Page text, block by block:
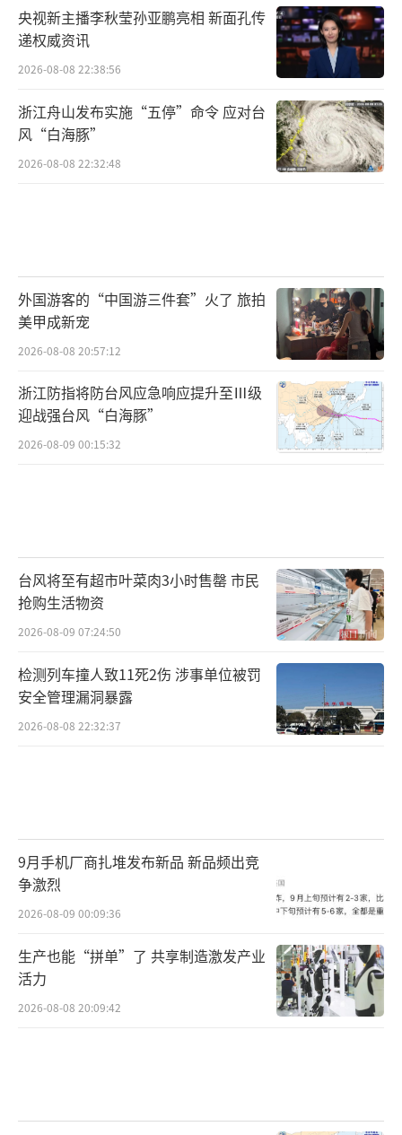
央视新主播李秋莹孙亚鹏亮相 新面孔传
递权威资讯
2026-08-08 22:38:56
浙江舟山发布实施“五停”命令 应对台
风“白海豚”
2026-08-08 22:32:48
外国游客的“中国游三件套”火了 旅拍
美甲成新宠
2026-08-08 20:57:12
浙江防指将防台风应急响应提升至Ⅲ级
迎战强台风“白海豚”
2026-08-09 00:15:32
台风将至有超市叶菜肉3小时售罄 市民
抢购生活物资
2026-08-09 07:24:50
检测列车撞人致11死2伤 涉事单位被罚
安全管理漏洞暴露
2026-08-08 22:32:37
9月手机厂商扎堆发布新品 新品频出竞
争激烈
2026-08-09 00:09:36
生产也能“拼单”了 共享制造激发产业
活力
2026-08-08 20:09:42